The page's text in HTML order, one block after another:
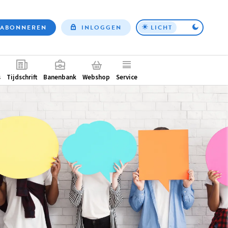
Top
ABONNEREN INLOGGEN LICHT
Tijdschrift Banenbank Webshop Service